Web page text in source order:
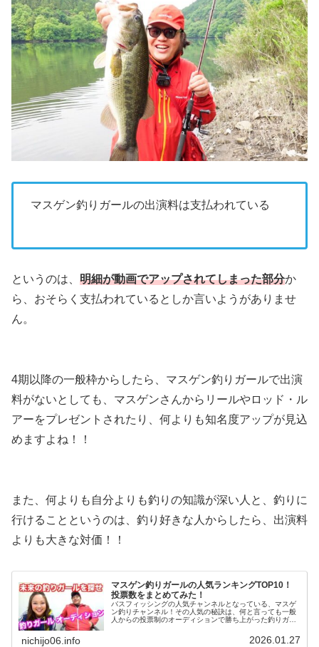
マスゲン釣りガールの出演料は支払われている
というのは、 明細が動画でアップされてしまった部分か
ら、おそらく支払われているとしか言いようがありませ
ん。
4期以降の一般枠からしたら、マスゲン釣りガールで出演
料がないとしても、マスゲンさんからリールやロッド・ル
アーをプレゼントされたり、何よりも知名度アップが見込
めますよね！！
また、何よりも自分よりも釣りの知識が深い人と、釣りに
行けることというのは、釣り好きな人からしたら、出演料
よりも大きな対価！！
マスゲン釣りガールの人気ランキングTOP10！
投票数をまとめてみた！
バスフィッシングの人気チャンネルとなっている、マスゲ
ン釣りチャンネル！その人気の秘訣は、何と言っても一般
人からの投票制のオーディションで勝ち上がった釣りガー
nichijo06.info 2026.01.27